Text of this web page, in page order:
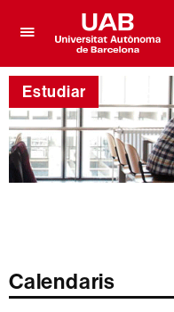
per
desplegar
el
menú
de
Facultat
de
Ciències
Universitat
Autònoma
de
Barcelona
Estudiar
Calendaris